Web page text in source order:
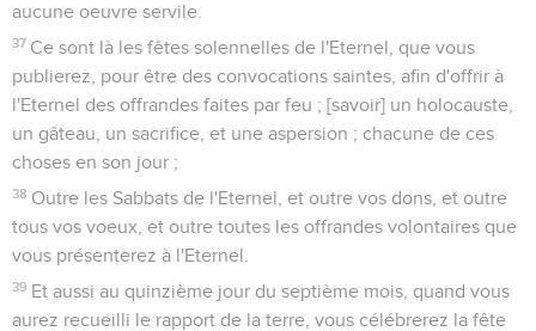
aucune oeuvre servile.
37 Ce sont là les fêtes solennelles de l'Eternel, que vous
publierez, pour être des convocations saintes, afin d'offrir à
l'Eternel des offrandes faites par feu ; [savoir] un holocauste,
un gâteau, un sacrifice, et une aspersion ; chacune de ces
choses en son jour ;
38 Outre les Sabbats de l'Eternel, et outre vos dons, et outre
tous vos voeux, et outre toutes les offrandes volontaires que
vous présenterez à l'Eternel.
39 Et aussi au quinzième jour du septième mois, quand vous
aurez recueilli le rapport de la terre, vous célébrerez la fête